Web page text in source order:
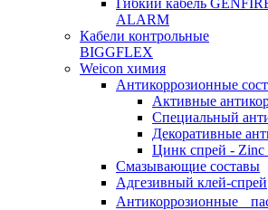
Гибкий кабель
ALARM
Кабели контрольные
BIGGFLEX
Weicon химия
Антикоррозионные
Активные
Специальный
Декоративные
Цинк спрей - Zinc
Смазывающие составы
Адгезивный клей-спрей
Антикоррозионные